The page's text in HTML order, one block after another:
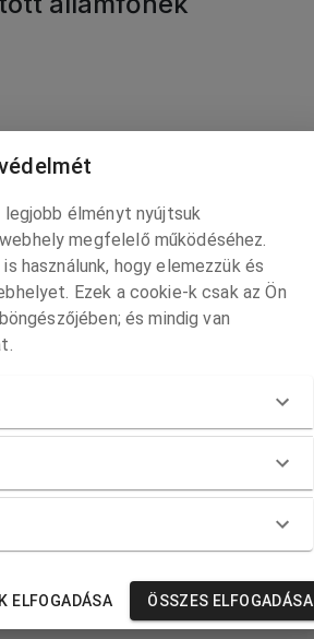
játékosa
szellemi
legjobb élményt nyújtsuk
megfelelő működéséhez.
használunk, hogy elemezzük és
Ezek a cookie-k csak az Ön
és mindig van
ELFOGADÁSA ÖSSZES ELFOGADÁSA